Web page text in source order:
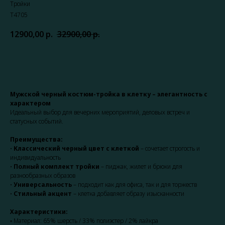
Тройки
T4705
12900,00 р. 32900,00р.
Мужской черный костюм-тройка в клетку – элегантность с
характером
Идеальный выбор для вечерних мероприятий, деловых встреч и
статусных событий.
Преимущества:
• Классический черный цвет с клеткой – сочетает строгость и
индивидуальность
• Полный комплект тройки – пиджак, жилет и брюки для
разнообразных образов
• Универсальность – подходит как для офиса, так и для торжеств
• Стильный акцент – клетка добавляет образу изысканности
Характеристики:
▫ Материал: 65% шерсть / 33% полиэстер / 2% лайкра